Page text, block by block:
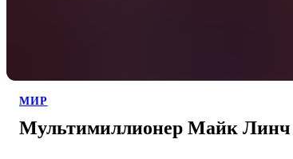
МИР
Мультимиллионер Майк Линч